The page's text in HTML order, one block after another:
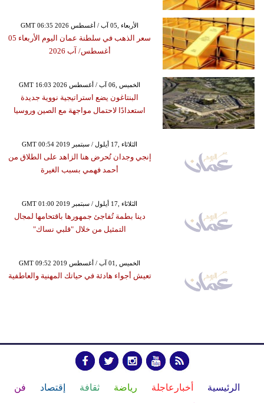
GMT 06:35 2026 الأربعاء ,05 آب / أغسطس
سعر الذهب في سلطنة عمان اليوم الأربعاء 05
أغسطس/ آب 2026
GMT 16:03 2026 الخميس ,06 آب / أغسطس
البنتاغون يضع استراتيجية نووية جديدة
استعدادًا لاحتمال مواجهة مع الصين وروسيا
GMT 00:54 2019 الثلاثاء ,17 أيلول / سبتمبر
إنجي وجدان تُحرض هنا الزاهد على الطلاق من
أحمد فهمي بسبب الغيرة
GMT 01:00 2019 الثلاثاء ,17 أيلول / سبتمبر
دينا بطمة تُفاجئ جمهورها باقتحامها لمجال
التمثيل من خلال "قلبي نساك"
GMT 09:52 2019 الخميس ,01 آب / أغسطس
تعيش أجواء هادئة في حياتك المهنية والعاطفية
الرئيسية أخبارعاجلة رياضة ثقافة إقتصاد فن